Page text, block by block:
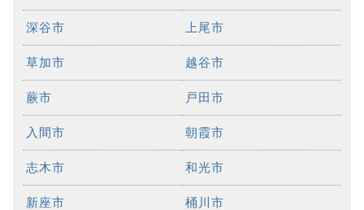
深谷市 上尾市
草加市 越谷市
蕨市 戸田市
入間市 朝霞市
志木市 和光市
新座市 桶川市